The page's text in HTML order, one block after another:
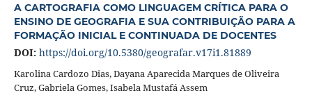
A CARTOGRAFIA COMO LINGUAGEM CRÍTICA PARA O
ENSINO DE GEOGRAFIA E SUA CONTRIBUIÇÃO PARA A
FORMAÇÃO INICIAL E CONTINUADA DE DOCENTES
DOI: https://doi.org/10.5380/geografar.v17i1.81889
Karolina Cardozo Dias, Dayana Aparecida Marques de Oliveira
Cruz, Gabriela Gomes, Isabela Mustafá Assem